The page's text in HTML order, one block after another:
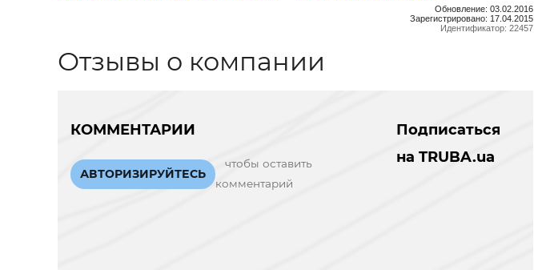
Обновление: 03.02.2016
Зарегистрировано: 17.04.2015
Идентификатор: 22457
Отзывы о компании
КОММЕНТАРИИ
АВТОРИЗИРУЙТЕСЬ
чтобы оставить
комментарий
Подписаться
на TRUBA.ua